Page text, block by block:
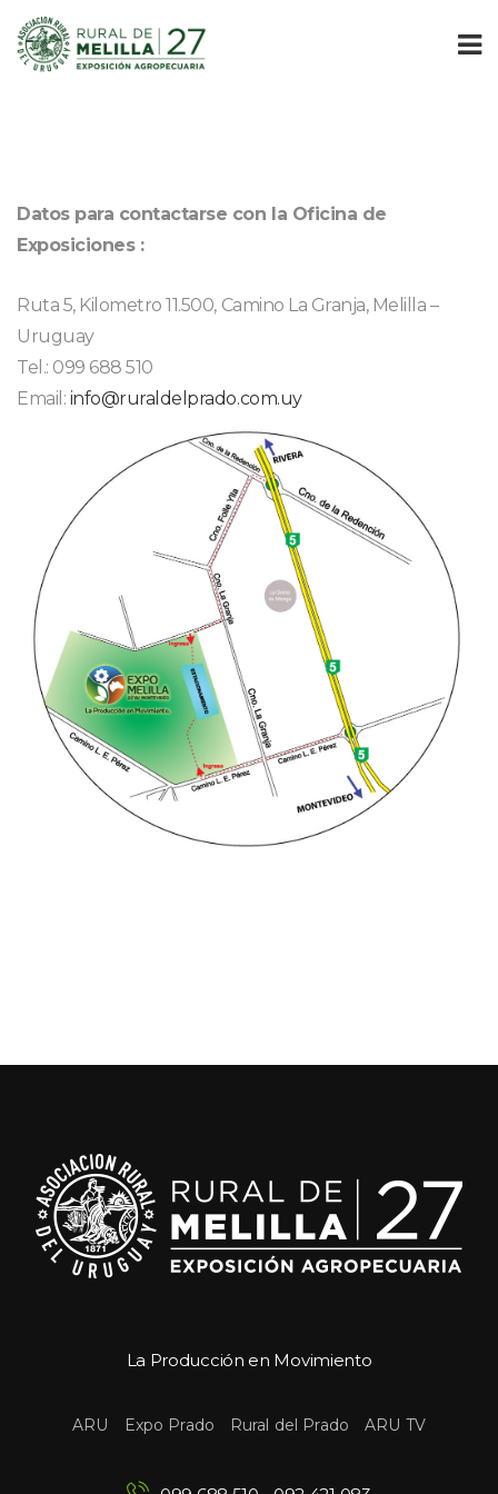
Datos para contactarse con la Oficina de
Exposiciones :
Ruta 5, Kilometro 11.500, Camino La Granja, Melilla –
Uruguay
Tel.: 099 688 510
Email: info@ruraldelprado.com.uy
La Producción en Movimiento
ARU Expo Prado Rural del Prado ARU TV